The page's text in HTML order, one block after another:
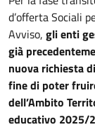
d’offerta Sociali
Avviso, gli enti
già
nuova richiesta
fine di poter
dell’Ambito
educativo 2025/